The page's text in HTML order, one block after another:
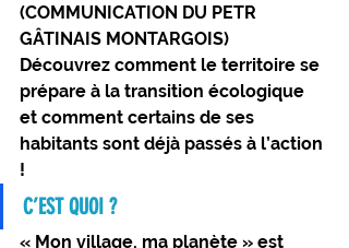
(COMMUNICATION DU PETR
GÂTINAIS MONTARGOIS)
Découvrez comment le territoire se
prépare à la transition écologique
et comment certains de ses
habitants sont déjà passés à l’action
!
C’EST QUOI ?
« Mon village, ma planète » est